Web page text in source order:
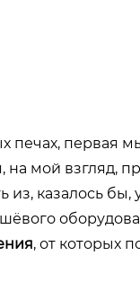
печах, первая
мой взгляд,
казалось
, от которых